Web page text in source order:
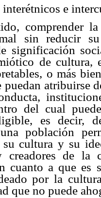
e
comprender
sin reducir
significación
de cultura,
o más
atribuirse
del cual
es decir,
población
su cultura y su
creadores de la
cuanto a que es
por la
que no puede